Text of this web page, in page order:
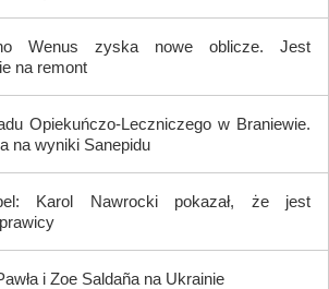
Wenus zyska nowe oblicze. Jest
na remont
Opiekuńczo-Leczniczego w Braniewie.
na wyniki Sanepidu
Karol Nawrocki pokazał, że jest
i Zoe Saldaña na Ukrainie